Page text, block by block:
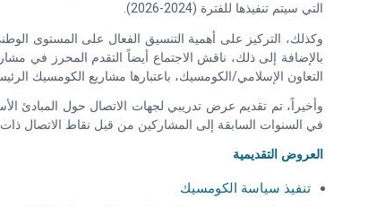
التي سيتم تنفيذها للفترة (2024-2026).
وكذلك، التركيز على أهمية التنسيق الفعال على المستوى
التعاون الإسلامي/الكومسيك، باعتبارها مشاريع الكومسيك
وأخيراً، تم تقديم عرض تدريبي لجهات الاتصال حول المبادئ
في السنوات السابقة إلى المشاركين من قبل نقاط الاتصال
العروض التقديمية
تنفيذ سياسة الكومسيك